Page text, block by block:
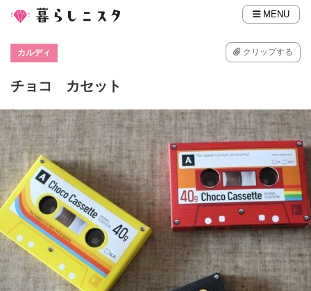
MENU
カルディ クリップする
チョコ カセット